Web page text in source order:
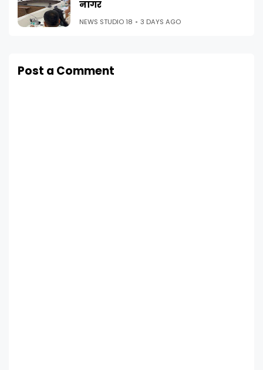
नागर
NEWS STUDIO 18 3 DAYS AGO
Post a Comment